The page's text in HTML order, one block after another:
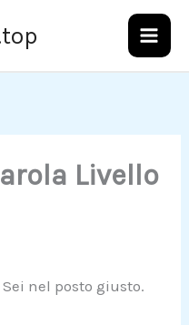
Livello
nel posto giusto.